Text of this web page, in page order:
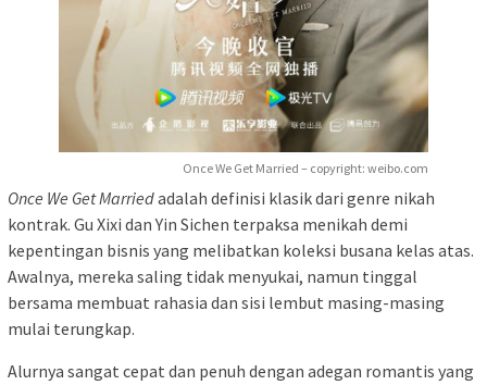
Once We Get Married – copyright: weibo.com
Once We Get Marriedadalah definisi klasik dari genre nikah
kontrak. Gu Xixi dan Yin Sichen terpaksa menikah demi
kepentingan bisnis yang melibatkan koleksi busana kelas atas.
Awalnya, mereka saling tidak menyukai, namun tinggal
bersama membuat rahasia dan sisi lembut masing-masing
mulai terungkap.
Alurnya sangat cepat dan penuh dengan adegan romantis yang